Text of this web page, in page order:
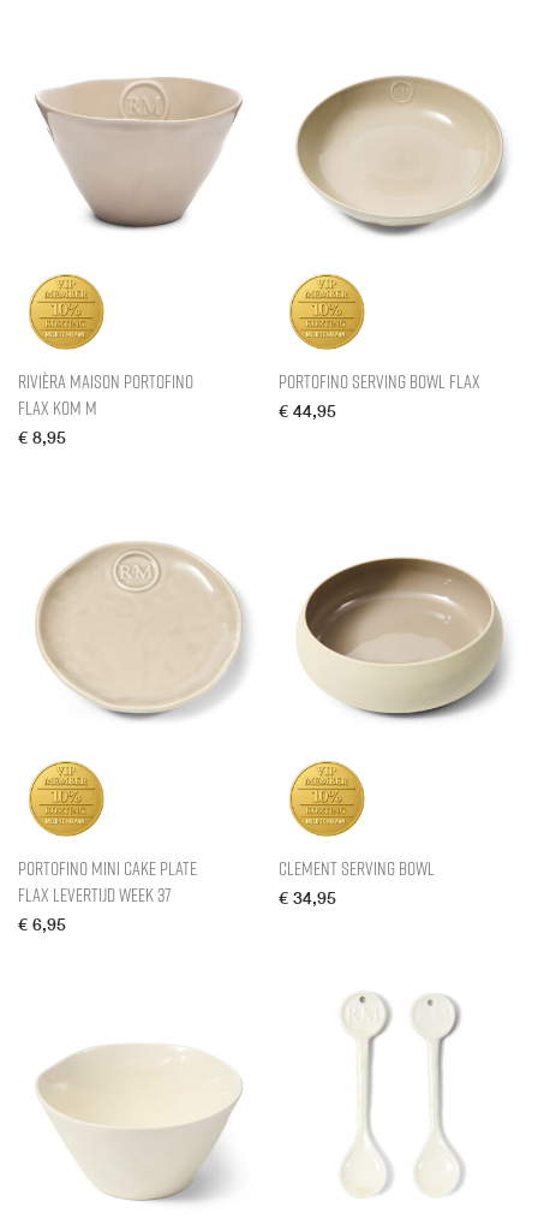
Rivièra Maison Portofino
Flax Kom M
€ 8,95
Portofino Serving Bowl Flax
€ 44,95
Portofino Mini Cake Plate
Flax levertijd week 37
€ 6,95
Clement Serving Bowl
€ 34,95